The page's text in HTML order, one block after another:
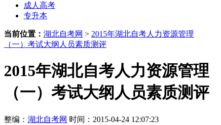
成人高考
专升本
当前位置： 湖北自考网 > 2015年湖北自考人力资源管理
（一）考试大纲人员素质测评
2015年湖北自考人力资源管理
（一）考试大纲人员素质测评
整编： 湖北自考网 时间：2015-04-24 12:07:23